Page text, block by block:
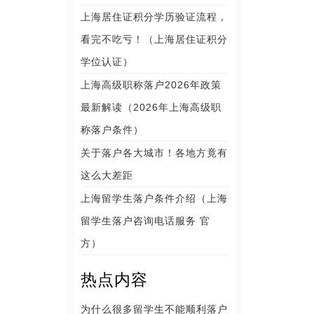
上海居住证积分学历验证流程，
看完不吃亏！（上海居住证积分
学位认证）
上海高级职称落户2026年政策
最新解读（2026年上海高级职
称落户条件）
关于落户各大城市！各地方竟有
这么大差距
上海留学生落户条件介绍（上海
留学生落户咨询电话服务 官
方）
热点内容
为什么很多留学生不能顺利落户